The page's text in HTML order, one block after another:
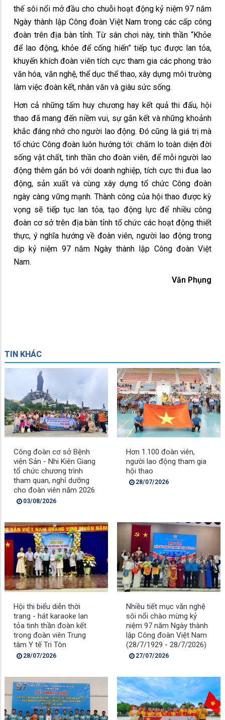
thế sôi nổi mở đầu cho chuỗi hoạt động kỷ niệm 97 năm
Ngày thành lập Công đoàn Việt Nam trong các cấp công
đoàn trên địa bàn tỉnh. Từ sân chơi này, tinh thần “Khỏe
để lao động, khỏe để cống hiến” tiếp tục được lan tỏa,
khuyến khích đoàn viên tích cực tham gia các phong trào
văn hóa, văn nghệ, thể dục thể thao, xây dựng môi trường
làm việc đoàn kết, nhân văn và giàu sức sống.
Hơn cả những tấm huy chương hay kết quả thi đấu, hội
thao đã mang đến niềm vui, sự gắn kết và những khoảnh
khắc đáng nhớ cho người lao động. Đó cũng là giá trị mà
tổ chức Công đoàn luôn hướng tới: chăm lo toàn diện đời
sống vật chất, tinh thần cho đoàn viên, để mỗi người lao
động thêm gắn bó với doanh nghiệp, tích cực thi đua lao
động, sản xuất và cùng xây dựng tổ chức Công đoàn
ngày càng vững mạnh. Thành công của hội thao được kỳ
vọng sẽ tiếp tục lan tỏa, tạo động lực để nhiều công
đoàn cơ sở trên địa bàn tỉnh tổ chức các hoạt động thiết
thực, ý nghĩa hướng về đoàn viên, người lao động trong
dịp kỷ niệm 97 năm Ngày thành lập Công đoàn Việt
Nam.
Văn Phụng
TIN KHÁC
Công đoàn cơ sở Bệnh
viện Sản - Nhi Kiên Giang
tổ chức chương trình
tham quan, nghỉ dưỡng
cho đoàn viên năm 2026
03/08/2026
Hơn 1.100 đoàn viên,
người lao động tham gia
hội thao
28/07/2026
Hội thi biểu diễn thời
trang - hát karaoke lan
tỏa tinh thần đoàn kết
trong đoàn viên Trung
tâm Y tế Tri Tôn
28/07/2026
Nhiều tiết mục văn nghệ
sôi nổi chào mừng kỷ
niệm 97 năm Ngày thành
lập Công đoàn Việt Nam
(28/7/1929 - 28/7/2026)
27/07/2026